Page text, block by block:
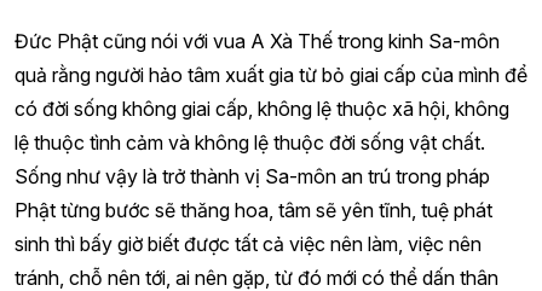
Đức Phật cũng nói với vua A Xà Thế trong kinh Sa-môn
quả rằng người hảo tâm xuất gia từ bỏ giai cấp của mình để
có đời sống không giai cấp, không lệ thuộc xã hội, không
lệ thuộc tình cảm và không lệ thuộc đời sống vật chất.
Sống như vậy là trở thành vị Sa-môn an trú trong pháp
Phật từng bước sẽ thăng hoa, tâm sẽ yên tĩnh, tuệ phát
sinh thì bấy giờ biết được tất cả việc nên làm, việc nên
tránh, chỗ nên tới, ai nên gặp, từ đó mới có thể dấn thân